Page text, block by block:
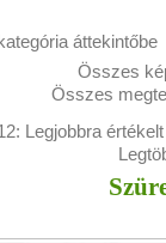
áttekintőbe
Összes
Összes
Legjobbra értékelt